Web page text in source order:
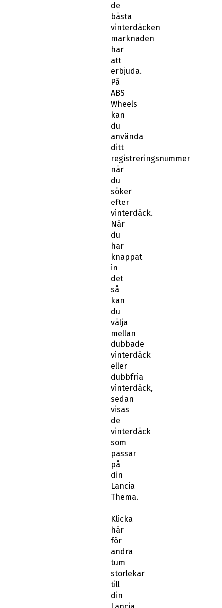
de
bästa
vinterdäcken
marknaden
har
att
erbjuda.
På
ABS
Wheels
kan
du
använda
ditt
registreringsnummer
när
du
söker
efter
vinterdäck.
När
du
har
knappat
in
det
så
kan
du
välja
mellan
dubbade
vinterdäck
eller
dubbfria
vinterdäck,
sedan
visas
de
vinterdäck
som
passar
på
din
Lancia
Thema.
Klicka
här
för
andra
tum
storlekar
till
din
Lancia